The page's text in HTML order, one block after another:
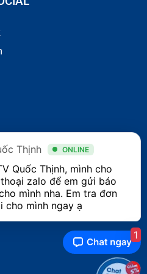
Thịnh ONLINE
Quốc Thịnh, mình cho
zalo để em gửi báo
mình nha. Em tra đơn
cho mình ngay ạ
1